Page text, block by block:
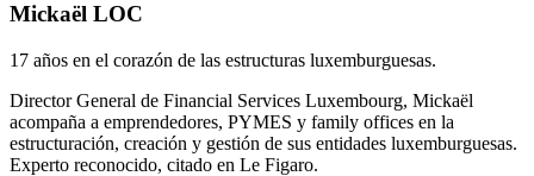
Mickaël LOC
17 años en el corazón de las estructuras luxemburguesas.
Director General de Financial Services Luxembourg, Mickaël
acompaña a emprendedores, PYMES y family offices en la
estructuración, creación y gestión de sus entidades luxemburguesas.
Experto reconocido, citado en Le Figaro.